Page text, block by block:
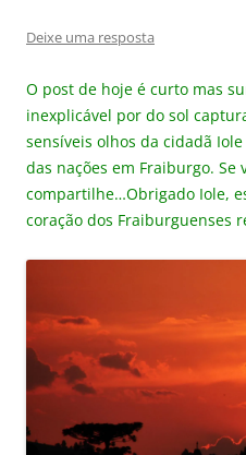
Deixe uma resposta
O post de hoje é curto mas
inexplicável por do sol
sensíveis olhos da cidadã
das nações em Fraiburgo. Se
compartilhe…Obrigado Iole,
coração dos Fraiburguenses